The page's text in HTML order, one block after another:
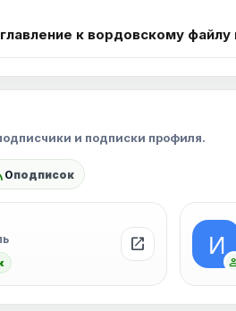
к вордовскому файлу
и подписки профиля.
0подписок
open_in_new